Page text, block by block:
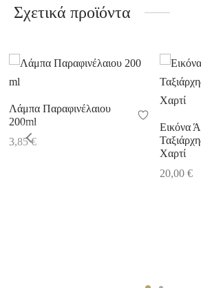
Σχετικά προϊόντα
Λάμπα Παραφινέλαιου
200ml
3,85€
Εικόνα
Χαρτί
20,00 €